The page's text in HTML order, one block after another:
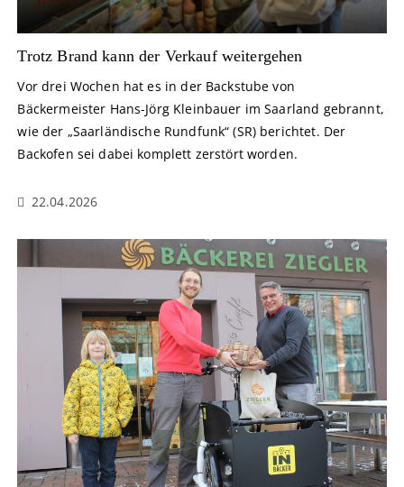
Trotz Brand kann der Verkauf weitergehen
Vor drei Wochen hat es in der Backstube von
Bäckermeister Hans-Jörg Kleinbauer im Saarland gebrannt,
wie der „Saarländische Rundfunk“ (SR) berichtet. Der
Backofen sei dabei komplett zerstört worden.
22.04.2026